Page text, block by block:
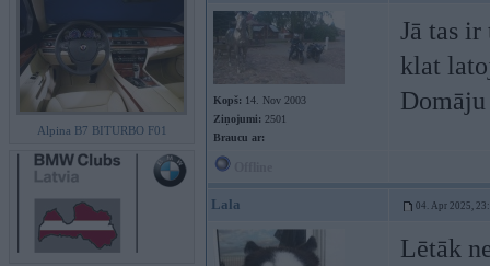
Alpina B7 BITURBO F01
Kopš: 14. Nov 2003
Ziņojumi: 2501
Braucu ar:
Jā tas
klat
Lala 04. Apr 2025,
Lētāk